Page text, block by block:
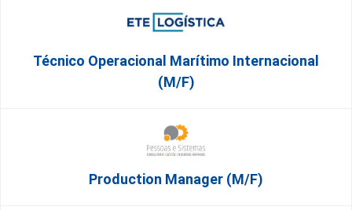
Técnico Operacional Marítimo Internacional
(m/f)
Production Manager (m/f)